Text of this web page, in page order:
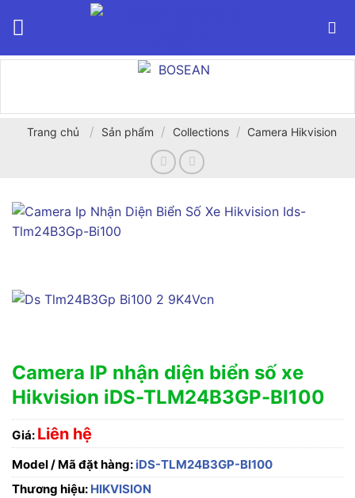
Trang chủ / Sản phẩm / Collections / Camera Hikvision
Camera IP nhận diện biển số xe
Hikvision iDS-TLM24B3GP-BI100
Giá: Liên hệ
Model / Mã đặt hàng: iDS-TLM24B3GP-BI100
Thương hiệu: HIKVISION